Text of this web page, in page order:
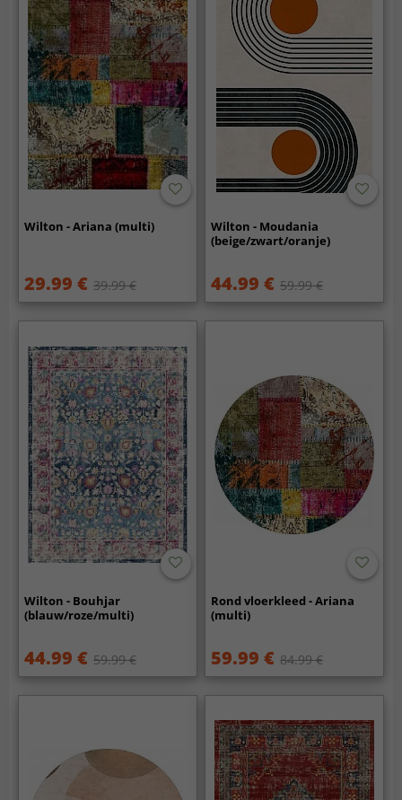
Wilton - Ariana (multi)
29.99 € 39.99 €
Wilton - Moudania
(beige/zwart/oranje)
44.99 € 59.99 €
Wilton - Bouhjar
(blauw/roze/multi)
44.99 € 59.99 €
Rond vloerkleed - Ariana
(multi)
59.99 € 84.99 €